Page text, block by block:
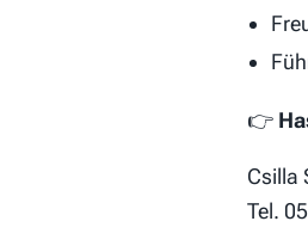
👉
Csilla
Tel.